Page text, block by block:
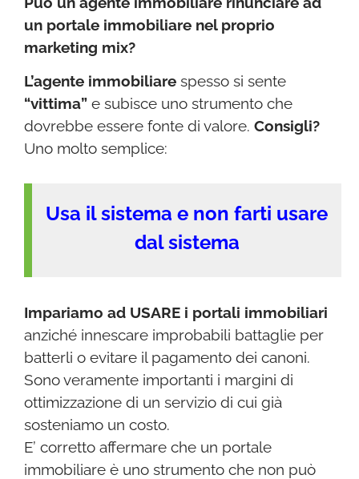
un portale immobiliare nel proprio
marketing mix?
L’agente immobiliare spesso si sente
“vittima” e subisce uno strumento che
dovrebbe essere fonte di valore.Consigli?
Uno molto semplice:
Usa il sistema e non farti usare
dal sistema
Impariamo ad USARE i portali immobiliari
anziché innescare improbabili battaglie per
batterli o evitare il pagamento dei canoni.
Sono veramente importanti i margini di
ottimizzazione di un servizio di cui già
sosteniamo un costo.
E’ corretto affermare che un portale
immobiliare è uno strumento che non può